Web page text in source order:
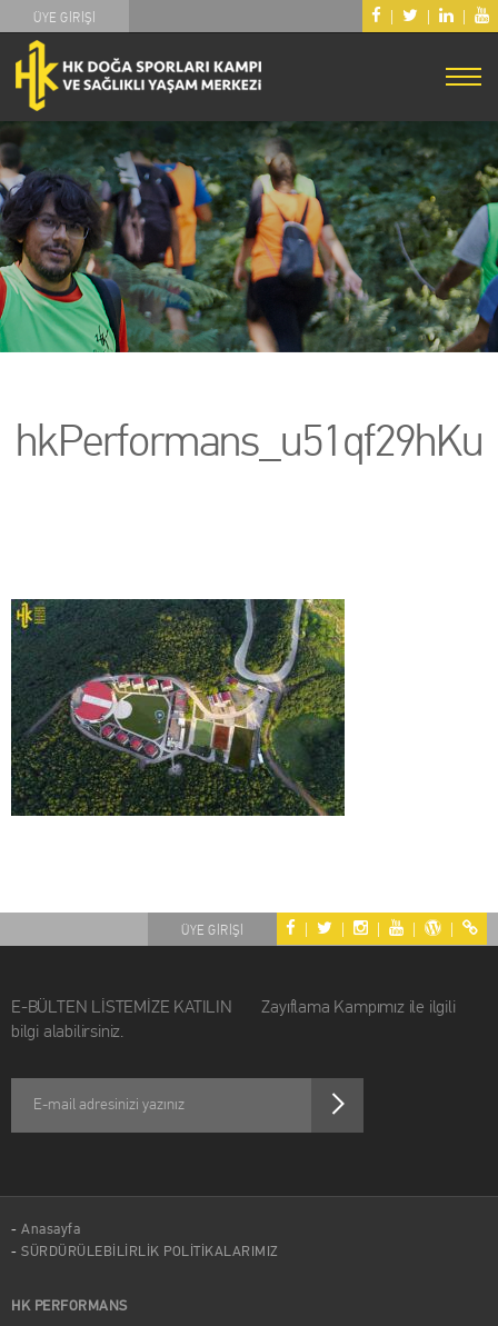
| | |
ÜYE GİRİŞİ
hkPerformans_u51qf29hKu
| | | | |
ÜYE GİRİŞİ
E-BÜLTEN LİSTEMİZE KATILIN Zayıflama Kampımız ile ilgili
bilgi alabilirsiniz.
Anasayfa
SÜRDÜRÜLEBİLİRLİK POLİTİKALARIMIZ
HK PERFORMANS